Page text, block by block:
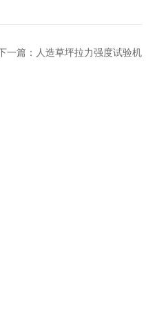
一篇： 人造草坪拉力强度试验机